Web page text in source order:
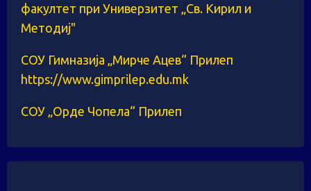
факултет при Универзитет „Св. Кирил и
Методиј"
СОУ Гимназија „Мирче Ацев“ Прилеп
https://www.gimprilep.edu.mk
СОУ „Орде Чопела“ Прилеп